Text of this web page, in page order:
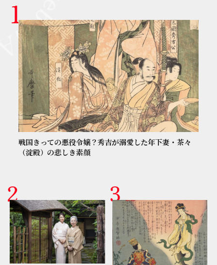
戦国きっての悪役令嬢？秀吉が溺愛した年下妻・茶々
（淀殿）の悲しき素顔